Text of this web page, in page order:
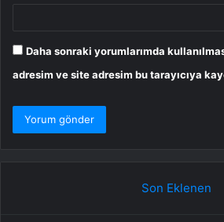
Daha sonraki yorumlarımda
adresim ve site adresim bu tarayıcıya
Son Eklenen